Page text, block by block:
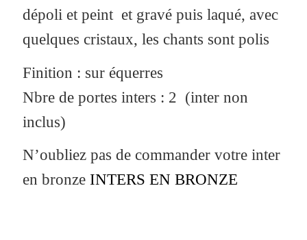
dépoli et peint et gravé puis laqué, avec
quelques cristaux, les chants sont polis
Finition : sur équerres
Nbre de portes inters : 2 (inter non
inclus)
N’oubliez pas de commander votre inter
en bronze INTERS EN BRONZE